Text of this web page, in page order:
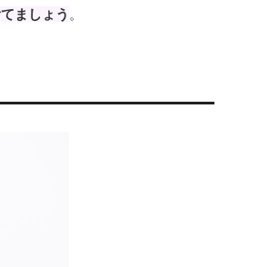
ましょう 。